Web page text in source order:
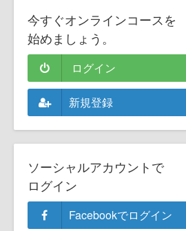
今すぐオンラインコースを
始めましょう。
ログイン
新規登録
ソーシャルアカウントで
ログイン
Facebookでログイン